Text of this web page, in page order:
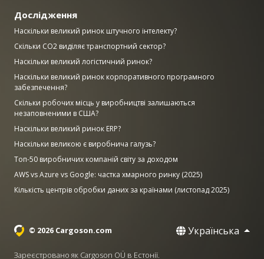
Дослідження
Наскільки великий ринок штучного інтелекту?
Скільки CO2 виділяє транспортний сектор?
Наскільки великий логістичний ринок?
Наскільки великий ринок корпоративного програмного
забезпечення?
Скільки робочих місць у виробництві залишаються
незаповненими в США?
Наскільки великий ринок ERP?
Наскільки великою є виробнича галузь?
Топ-50 виробничих компаній світу за доходом
AWS vs Azure vs Google: частка хмарного ринку (2025)
Кількість центрів обробки даних за країнами (листопад 2025)
© 2026 Cargoson.com Українська
Зареєстровано як Cargoson OÜ в Естонії.